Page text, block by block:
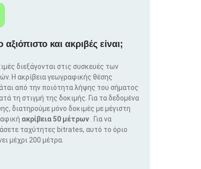
και ακριβές είναι;
διεξάγονται στις συσκευές των
Η ακρίβεια γεωγραφικής θέσης
από την ποιότητα λήψης του σήματος
τη στιγμή της δοκιμής. Για τα δεδομένα
διατηρούμε μόνο δοκιμές με μέγιστη
ακρίβεια 50 μέτρων
. Για να
ταχύτητες bitrates, αυτό το όριο
μέχρι 200 μέτρα.